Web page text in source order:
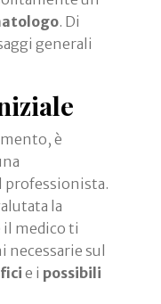
. Di
generali
è
professionista.
la
il medico ti
sul
e i possibili